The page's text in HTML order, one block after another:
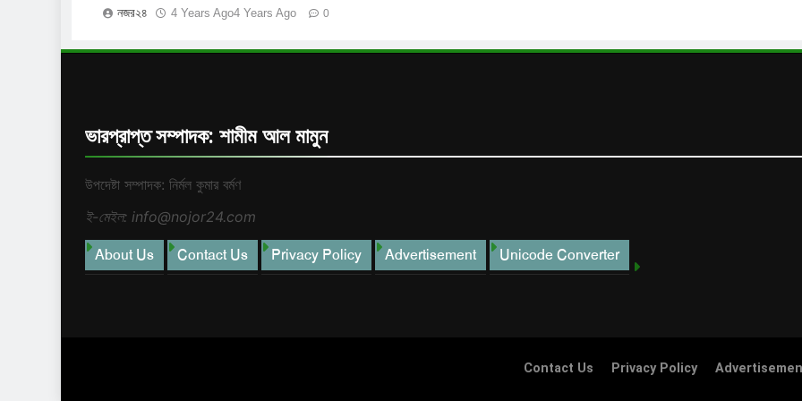
নজর২৪ 4 Years Ago4 Years Ago 0
ভারপ্রাপ্ত সম্পাদক: শামীম আল মামুন
উপদেষ্টা সম্পাদক: নির্মল কুমার বর্মণ
ই-মেইল: info@nojor24.com
About Us Contact Us Privacy Policy Advertisement Unicode Converter
Contact Us Privacy Policy